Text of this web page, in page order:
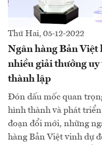
Thứ Hai, 05-12-2022
Ngân hàng Bản
nhiều giải thưởng
thành lập
Đón dấu mốc quan
hình thành và phát
đoạn đổi mới, những
hàng Bản Việt vinh dự